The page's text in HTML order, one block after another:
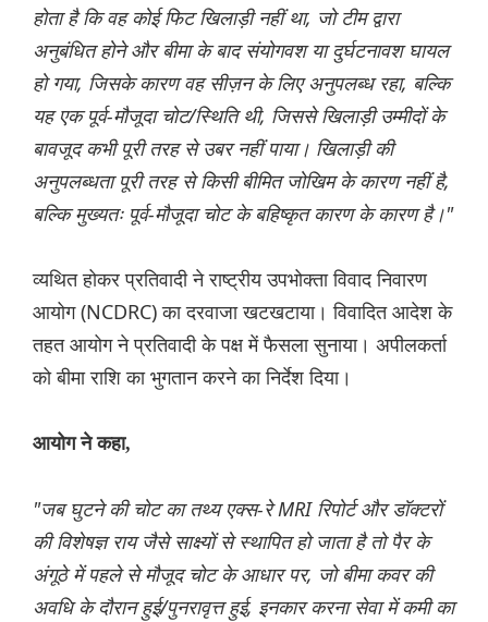
होता है कि वह कोई फिट खिलाड़ी नहीं था, जो टीम द्वारा
अनुबंधित होने और बीमा के बाद संयोगवश या दुर्घटनावश घायल
हो गया, जिसके कारण वह सीज़न के लिए अनुपलब्ध रहा, बल्कि
यह एक पूर्व-मौजूदा चोट/स्थिति थी, जिससे खिलाड़ी उम्मीदों के
बावजूद कभी पूरी तरह से उबर नहीं पाया। खिलाड़ी की
अनुपलब्धता पूरी तरह से किसी बीमित जोखिम के कारण नहीं है,
बल्कि मुख्यतः पूर्व-मौजूदा चोट के बहिष्कृत कारण के कारण है।"
व्यथित होकर प्रतिवादी ने राष्ट्रीय उपभोक्ता विवाद निवारण
आयोग (NCDRC) का दरवाजा खटखटाया। विवादित आदेश के
तहत आयोग ने प्रतिवादी के पक्ष में फैसला सुनाया। अपीलकर्ता
को बीमा राशि का भुगतान करने का निर्देश दिया।
आयोग ने कहा,
"जब घुटने की चोट का तथ्य एक्स-रे MRI रिपोर्ट और डॉक्टरों
की विशेषज्ञ राय जैसे साक्ष्यों से स्थापित हो जाता है तो पैर के
अंगूठे में पहले से मौजूद चोट के आधार पर, जो बीमा कवर की
अवधि के दौरान हुई/पुनरावृत्त हुई, इनकार करना सेवा में कमी का